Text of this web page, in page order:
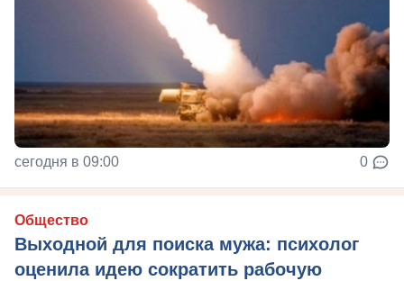
сегодня в 09:00 0
Общество
Выходной для поиска мужа: психолог
оценила идею сократить рабочую